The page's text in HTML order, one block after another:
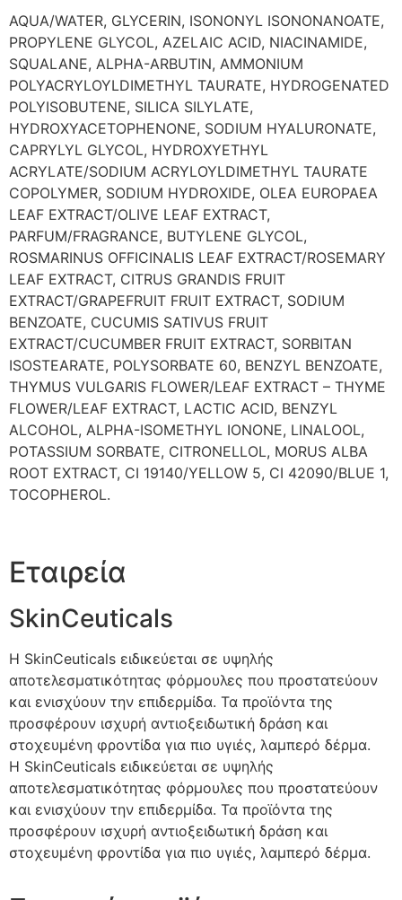
AQUA/WATER, GLYCERIN, ISONONYL ISONONANOATE,
PROPYLENE GLYCOL, AZELAIC ACID, NIACINAMIDE,
SQUALANE, ALPHA-ARBUTIN, AMMONIUM
POLYACRYLOYLDIMETHYL TAURATE, HYDROGENATED
POLYISOBUTENE, SILICA SILYLATE,
HYDROXYACETOPHENONE, SODIUM HYALURONATE,
CAPRYLYL GLYCOL, HYDROXYETHYL
ACRYLATE/SODIUM ACRYLOYLDIMETHYL TAURATE
COPOLYMER, SODIUM HYDROXIDE, OLEA EUROPAEA
LEAF EXTRACT/OLIVE LEAF EXTRACT,
PARFUM/FRAGRANCE, BUTYLENE GLYCOL,
ROSMARINUS OFFICINALIS LEAF EXTRACT/ROSEMARY
LEAF EXTRACT, CITRUS GRANDIS FRUIT
EXTRACT/GRAPEFRUIT FRUIT EXTRACT, SODIUM
BENZOATE, CUCUMIS SATIVUS FRUIT
EXTRACT/CUCUMBER FRUIT EXTRACT, SORBITAN
ISOSTEARATE, POLYSORBATE 60, BENZYL BENZOATE,
THYMUS VULGARIS FLOWER/LEAF EXTRACT – THYME
FLOWER/LEAF EXTRACT, LACTIC ACID, BENZYL
ALCOHOL, ALPHA-ISOMETHYL IONONE, LINALOOL,
POTASSIUM SORBATE, CITRONELLOL, MORUS ALBA
ROOT EXTRACT, CI 19140/YELLOW 5, CI 42090/BLUE 1,
TOCOPHEROL.
Εταιρεία
SkinCeuticals
Η SkinCeuticals ειδικεύεται σε υψηλής
αποτελεσματικότητας φόρμουλες που προστατεύουν
και ενισχύουν την επιδερμίδα. Τα προϊόντα της
προσφέρουν ισχυρή αντιοξειδωτική δράση και
στοχευμένη φροντίδα για πιο υγιές, λαμπερό δέρμα.
Η SkinCeuticals ειδικεύεται σε υψηλής
αποτελεσματικότητας φόρμουλες που προστατεύουν
και ενισχύουν την επιδερμίδα. Τα προϊόντα της
προσφέρουν ισχυρή αντιοξειδωτική δράση και
στοχευμένη φροντίδα για πιο υγιές, λαμπερό δέρμα.